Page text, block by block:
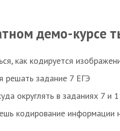
демо-курсе
как кодируется
решать задание 7 ЕГЭ
округлять в заданиях 7 и
кодирование информации